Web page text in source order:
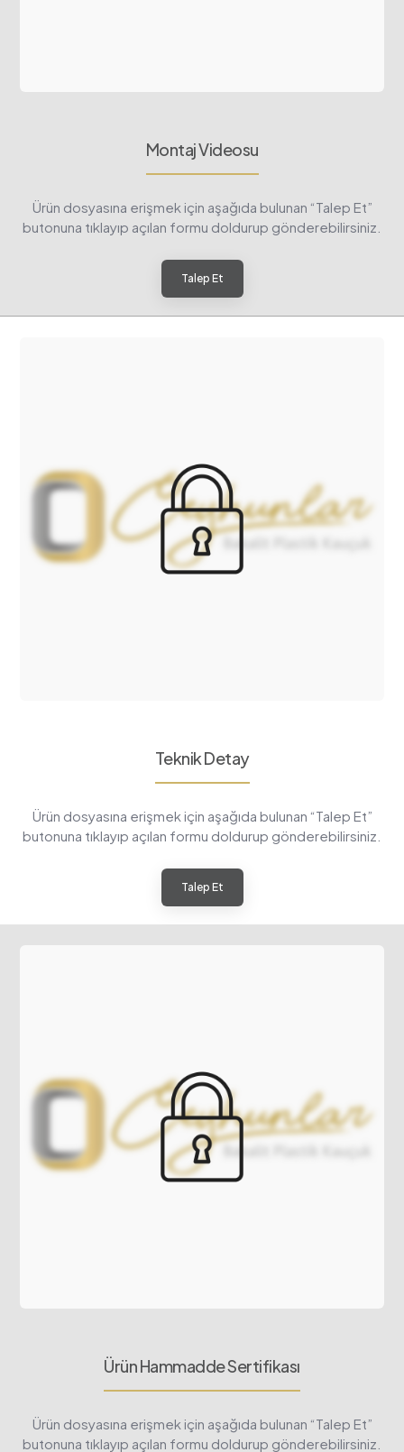
Montaj Videosu
Ürün dosyasına erişmek için aşağıda bulunan “Talep Et”
butonuna tıklayıp açılan formu doldurup gönderebilirsiniz.
Talep Et
Teknik Detay
Ürün dosyasına erişmek için aşağıda bulunan “Talep Et”
butonuna tıklayıp açılan formu doldurup gönderebilirsiniz.
Talep Et
Ürün Hammadde Sertifikası
Ürün dosyasına erişmek için aşağıda bulunan “Talep Et”
butonuna tıklayıp açılan formu doldurup gönderebilirsiniz.